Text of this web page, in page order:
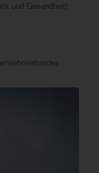
und Gesundheit!